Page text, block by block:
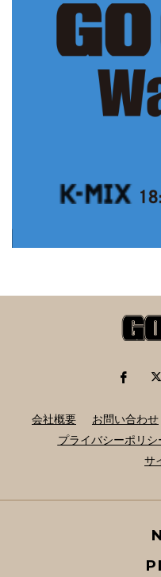
会社概要 お問い合わせ
プライバシーポリシ
サ